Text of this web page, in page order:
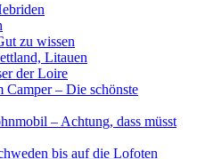
zu wissen
Litauen
der Loire
Camper – Die schönste
– Achtung, dass müsst
bis auf die Lofoten